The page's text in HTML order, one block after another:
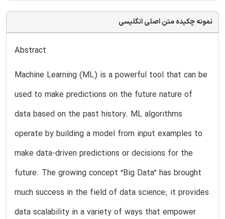
نمونه چکیده متن اصلی انگلیسی
Abstract
Machine Learning (ML) is a powerful tool that can be
used to make predictions on the future nature of
data based on the past history. ML algorithms
operate by building a model from input examples to
make data-driven predictions or decisions for the
future. The growing concept “Big Data” has brought
much success in the field of data science; it provides
data scalability in a variety of ways that empower